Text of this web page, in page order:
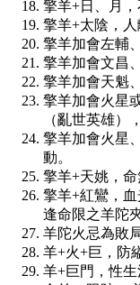
擎羊+日、月，
擎羊+太陰，人
擎羊加會左輔
擎羊加會文昌
擎羊加會天魁
擎羊加會火星
（亂世英雄）
擎羊加會火星
動。
擎羊+天姚，命
擎羊+紅鸞，
逢命限之羊陀
羊陀火忌為敗
羊+火+巨，防
羊+巨門，性生